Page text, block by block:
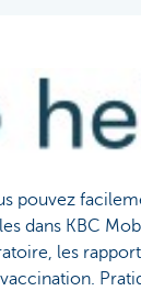
pouvez
dans KBC
les